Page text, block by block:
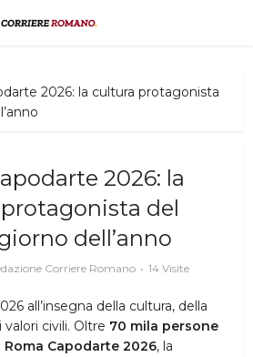
2026: la cultura protagonista
2026: la
del
dell’anno
Corriere Romano 14 Visite
all’insegna della cultura, della
civili. Oltre 70 mila persone
Roma Capodarte 2026, la